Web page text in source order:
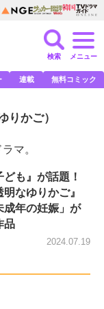
検索 メニュー
連載 無料コミック
りかご）
マ。
も』が話題！
なゆりかご』
年の妊娠」が
品
2024.07.19